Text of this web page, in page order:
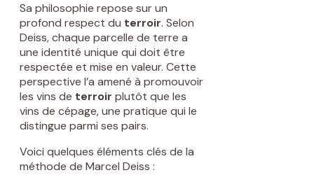
Sa philosophie repose sur un
profond respect du terroir. Selon
Deiss, chaque parcelle de terre a
une identité unique qui doit être
respectée et mise en valeur. Cette
perspective l’a amené à promouvoir
les vins de terroir plutôt que les
vins de cépage, une pratique qui le
distingue parmi ses pairs.
Voici quelques éléments clés de la
méthode de Marcel Deiss :